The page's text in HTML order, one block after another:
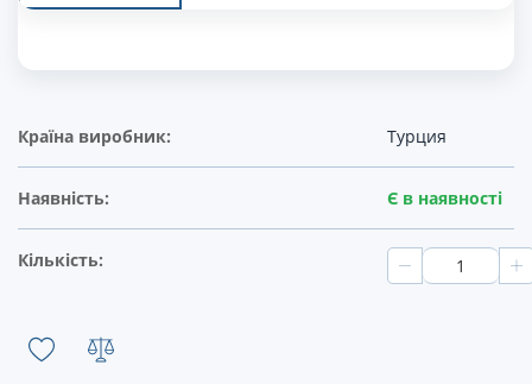
Країна виробник: Турция
Наявність: Є в наявності
Кількість: